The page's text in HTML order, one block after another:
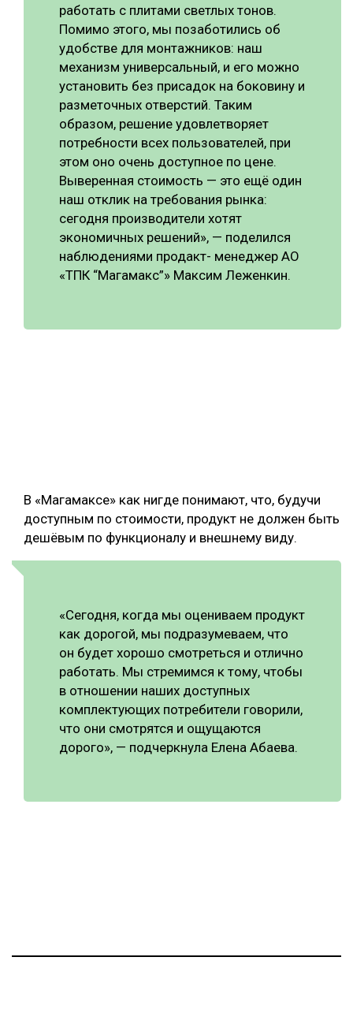
работать с плитами светлых тонов.
Помимо этого, мы позаботились об
удобстве для монтажников: наш
механизм универсальный, и его можно
установить без присадок на боковину и
разметочных отверстий. Таким
образом, решение удовлетворяет
потребности всех пользователей, при
этом оно очень доступное по цене.
Выверенная стоимость — это ещё один
наш отклик на требования рынка:
сегодня производители хотят
экономичных решений», — поделился
наблюдениями продакт- менеджер АО
«ТПК “Магамакс”» Максим Леженкин.
В «Магамаксе» как нигде понимают, что, будучи
доступным по стоимости, продукт не должен быть
дешёвым по функционалу и внешнему виду.
«Сегодня, когда мы оцениваем продукт
как дорогой, мы подразумеваем, что
он будет хорошо смотреться и отлично
работать. Мы стремимся к тому, чтобы
в отношении наших доступных
комплектующих потребители говорили,
что они смотрятся и ощущаются
дорого», — подчеркнула Елена Абаева.